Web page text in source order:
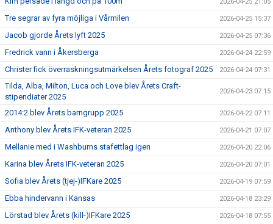
Tre segrar av fyra möjliga i Vårmilen 2026-04-25 15:37
Jacob gjorde Årets lyft 2025 2026-04-25 07:36
Fredrick vann i Åkersberga 2026-04-24 22:59
Christer fick överraskningsutmärkelsen Årets fotograf 2025 2026-04-24 07:31
Tilda, Alba, Milton, Luca och Love blev Årets Craft-
stipendiater 2025
2026-04-23 07:15
2014:2 blev Årets barngrupp 2025 2026-04-22 07:11
Anthony blev Årets IFK-veteran 2025 2026-04-21 07:07
Mellanie med i Washburns stafettlag igen 2026-04-20 22:06
Karina blev Årets IFK-veteran 2025 2026-04-20 07:01
Sofia blev Årets (tjej-)IFKare 2025 2026-04-19 07:59
Ebba hindervann i Kansas 2026-04-18 23:29
Lörstad blev Årets (kill-)IFKare 2025 2026-04-18 07:55